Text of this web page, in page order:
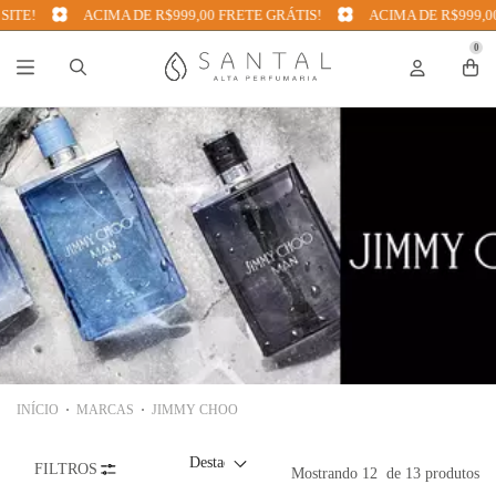
ACIMA DE R$999,00 FRETE GRÁTIS! ACIMA DE R$999,00
0
INÍCIO MARCAS JIMMY CHOO
FILTROS Mostrando 12 de 13 produtos